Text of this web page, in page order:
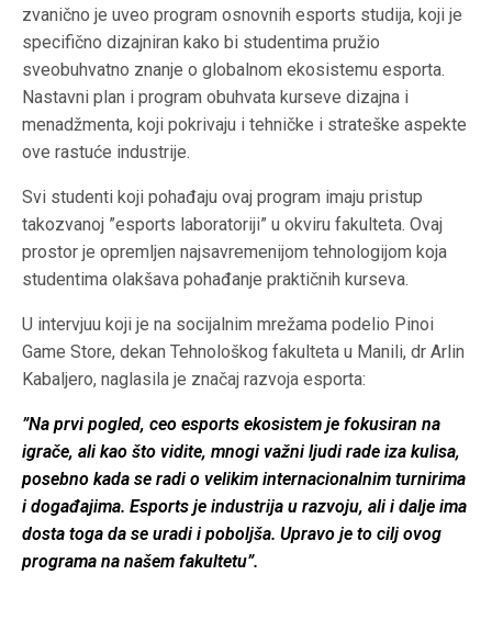
zvanično je uveo program osnovnih esports studija, koji je
specifično dizajniran kako bi studentima pružio
sveobuhvatno znanje o globalnom ekosistemu esporta.
Nastavni plan i program obuhvata kurseve dizajna i
menadžmenta, koji pokrivaju i tehničke i strateške aspekte
ove rastuće industrije.
Svi studenti koji pohađaju ovaj program imaju pristup
takozvanoj ”esports laboratoriji” u okviru fakulteta. Ovaj
prostor je opremljen najsavremenijom tehnologijom koja
studentima olakšava pohađanje praktičnih kurseva.
U intervjuu koji je na socijalnim mrežama podelio Pinoi
Game Store, dekan Tehnološkog fakulteta u Manili, dr Arlin
Kabaljero, naglasila je značaj razvoja esporta:
”Na prvi pogled, ceo esports ekosistem je fokusiran na
igrače, ali kao što vidite, mnogi važni ljudi rade iza kulisa,
posebno kada se radi o velikim internacionalnim turnirima
i događajima. Esports je industrija u razvoju, ali i dalje ima
dosta toga da se uradi i poboljša. Upravo je to cilj ovog
programa na našem fakultetu”.